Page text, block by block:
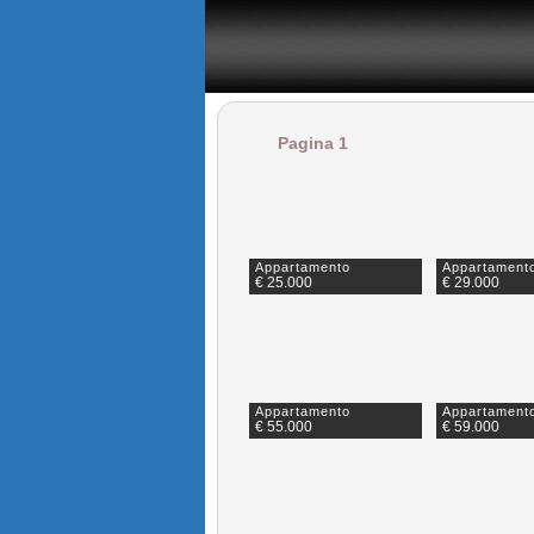
Pagina 1
Appartamento
€ 25.000 € 29.000
Appartamento
€ 55.000 € 59.000